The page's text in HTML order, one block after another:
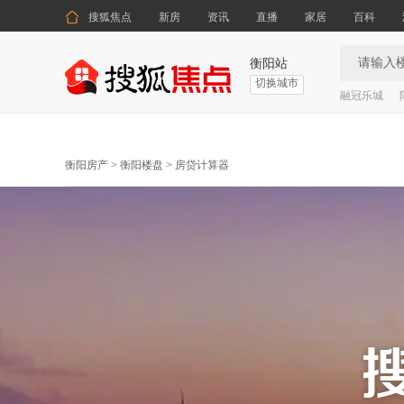
 搜狐焦点 新房 资讯 直播 家居 百科
衡阳站
切换城市
融冠乐城
衡阳房产 > 衡阳楼盘 > 房贷计算器